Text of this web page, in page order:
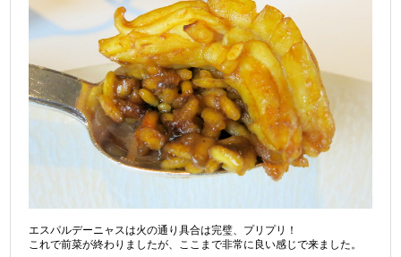
エスパルデーニャスは火の通り具合は完璧、プリプリ！
これで前菜が終わりましたが、ここまで非常に良い感じで来ました。